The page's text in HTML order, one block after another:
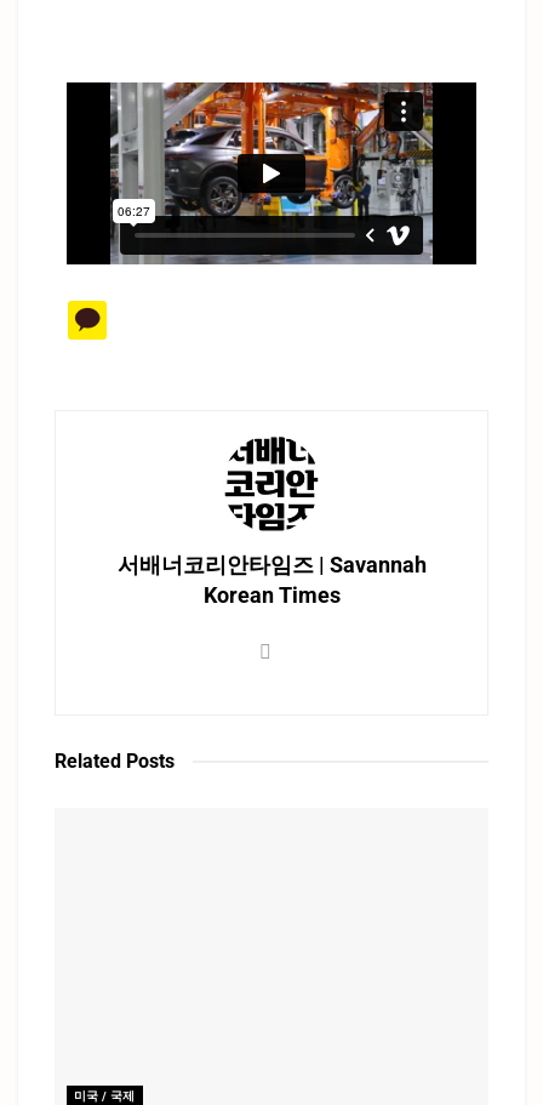
서배너코리안타임즈 | Savannah
Korean Times
Related Posts
미국 / 국제